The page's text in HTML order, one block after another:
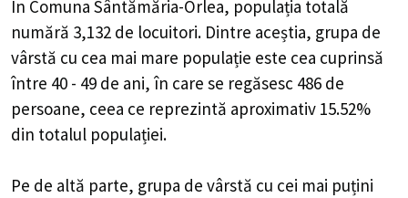
În Comuna Sântămăria-Orlea, populația totală
numără 3,132 de locuitori. Dintre aceștia, grupa de
vârstă cu cea mai mare populație este cea cuprinsă
între 40 - 49 de ani, în care se regăsesc 486 de
persoane, ceea ce reprezintă aproximativ 15.52%
din totalul populației.
Pe de altă parte, grupa de vârstă cu cei mai puțini